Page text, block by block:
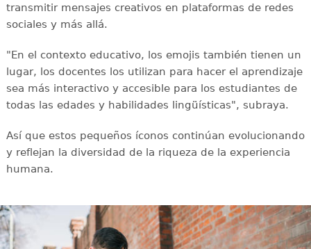
transmitir mensajes creativos en plataformas de redes
sociales y más allá.
"En el contexto educativo, los emojis también tienen un
lugar, los docentes los utilizan para hacer el aprendizaje
sea más interactivo y accesible para los estudiantes de
todas las edades y habilidades lingüísticas", subraya.
Así que estos pequeños íconos continúan evolucionando
y reflejan la diversidad de la riqueza de la experiencia
humana.